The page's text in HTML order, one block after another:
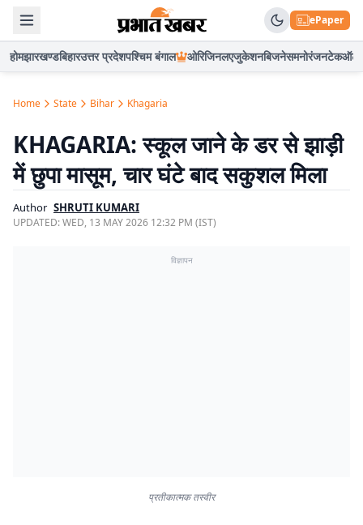
ePaper
होमझारखण्डबिहारउत्तर प्रदेशपश्चिम बंगाल ओरिजिनलएजुकेशनबिजनेसमनोरंजनटेकऑटो
Home State Bihar Khagaria
KHAGARIA: स्कूल जाने के डर से झाड़ी
में छुपा मासूम, चार घंटे बाद सकुशल मिला
Author SHRUTI KUMARI
UPDATED:WED, 13 MAY 2026 12:32 PM (IST)
विज्ञापन
प्रतीकात्मक तस्वीर